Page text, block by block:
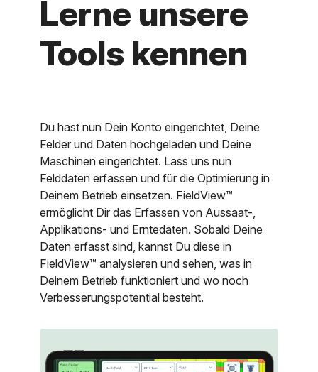
Lerne unsere
Tools kennen
Du hast nun Dein Konto eingerichtet, Deine
Felder und Daten hochgeladen und Deine
Maschinen eingerichtet. Lass uns nun
Felddaten erfassen und für die Optimierung in
Deinem Betrieb einsetzen. FieldView™
ermöglicht Dir das Erfassen von Aussaat-,
Applikations- und Erntedaten. Sobald Deine
Daten erfasst sind, kannst Du diese in
FieldView™ analysieren und sehen, was in
Deinem Betrieb funktioniert und wo noch
Verbesserungspotential besteht.